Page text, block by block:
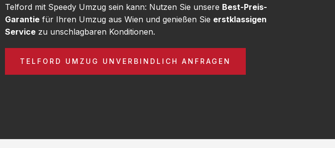
Telford mit Speedy Umzug sein kann: Nutzen Sie unsere Best-Preis-
Garantie für Ihren Umzug aus Wien und genießen Sie erstklassigen
Service zu unschlagbaren Konditionen.
TELFORD UMZUG UNVERBINDLICH ANFRAGEN